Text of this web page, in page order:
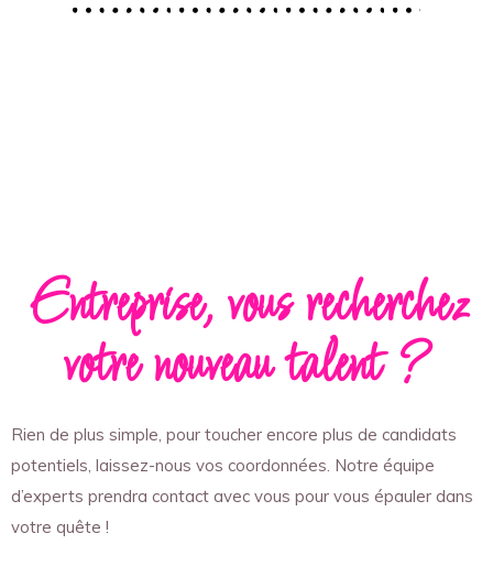
Entreprise, vous recherchez
votre nouveau talent ?
Rien de plus simple, pour toucher encore plus de candidats
potentiels, laissez-nous vos coordonnées. Notre équipe
d’experts prendra contact avec vous pour vous épauler dans
votre quête !